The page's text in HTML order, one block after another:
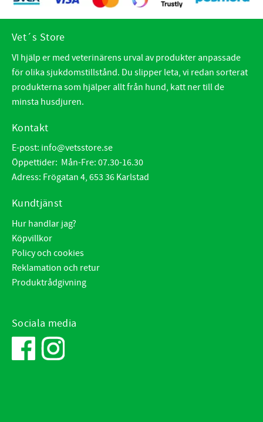
Vet´s Store
VI hjälp er med veterinärens urval av produkter anpassade
för olika sjukdomstillstånd. Du slipper leta, vi redan sorterat
produkterna som hjälper allt från hund, katt ner till de
minsta husdjuren.
Kontakt
E-post: info@vetsstore.se
Öppettider: Mån-Fre: 07.30-16.30
Adress: Frögatan 4, 653 36 Karlstad
Kundtjänst
Hur handlar jag?
Köpvillkor
Policy och cookies
Reklamation och retur
Produktrådgivning
Sociala media